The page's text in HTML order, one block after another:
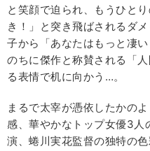
と笑顔で迫られ、もうひと
き！」と突き飛ばされるダ
子から「あなたはもっと凄
のちに傑作と称賛される「
る表情で机に向かう…。
まるで太宰が憑依したかの
感、華やかなトップ女優3人
演、蜷川実花監督の独特の